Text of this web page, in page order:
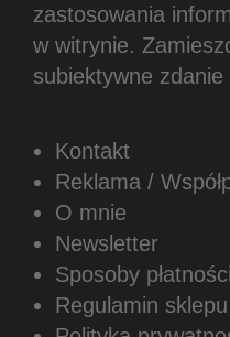
zastosowania
w witrynie.
subiektywne zdanie
Kontakt
Reklama /
O mnie
Newsletter
Sposoby płatności
Regulamin